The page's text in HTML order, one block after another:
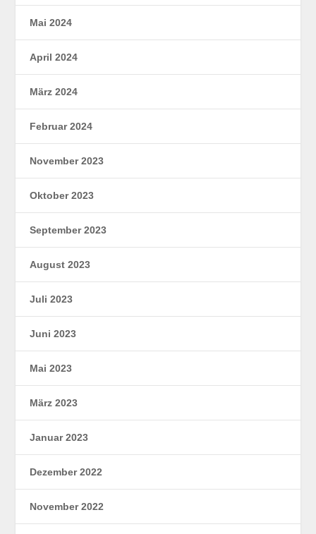
Mai 2024
April 2024
März 2024
Februar 2024
November 2023
Oktober 2023
September 2023
August 2023
Juli 2023
Juni 2023
Mai 2023
März 2023
Januar 2023
Dezember 2022
November 2022